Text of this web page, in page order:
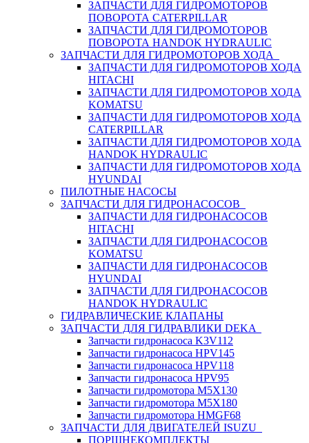
ЗАПЧАСТИ ДЛЯ ГИДРОМОТОРОВ
ПОВОРОТА CATERPILLAR
ЗАПЧАСТИ ДЛЯ ГИДРОМОТОРОВ
ПОВОРОТА HANDOK HYDRAULIC
ЗАПЧАСТИ ДЛЯ ГИДРОМОТОРОВ ХОДА
ЗАПЧАСТИ ДЛЯ ГИДРОМОТОРОВ ХОДА
HITACHI
ЗАПЧАСТИ ДЛЯ ГИДРОМОТОРОВ ХОДА
KOMATSU
ЗАПЧАСТИ ДЛЯ ГИДРОМОТОРОВ ХОДА
CATERPILLAR
ЗАПЧАСТИ ДЛЯ ГИДРОМОТОРОВ ХОДА
HANDOK HYDRAULIC
ЗАПЧАСТИ ДЛЯ ГИДРОМОТОРОВ ХОДА
HYUNDAI
ПИЛОТНЫЕ НАСОСЫ
ЗАПЧАСТИ ДЛЯ ГИДРОНАСОСОВ
ЗАПЧАСТИ ДЛЯ ГИДРОНАСОСОВ
HITACHI
ЗАПЧАСТИ ДЛЯ ГИДРОНАСОСОВ
KOMATSU
ЗАПЧАСТИ ДЛЯ ГИДРОНАСОСОВ
HYUNDAI
ЗАПЧАСТИ ДЛЯ ГИДРОНАСОСОВ
HANDOK HYDRAULIC
ГИДРАВЛИЧЕСКИЕ КЛАПАНЫ
ЗАПЧАСТИ ДЛЯ ГИДРАВЛИКИ DEKA
Запчасти гидронасоса K3V112
Запчасти гидронасоса HPV145
Запчасти гидронасоса HPV118
Запчасти гидронасоса HPV95
Запчасти гидромотора M5X130
Запчасти гидромотора M5X180
Запчасти гидромотора HMGF68
ЗАПЧАСТИ ДЛЯ ДВИГАТЕЛЕЙ ISUZU
ПОРШНЕКОМПЛЕКТЫ